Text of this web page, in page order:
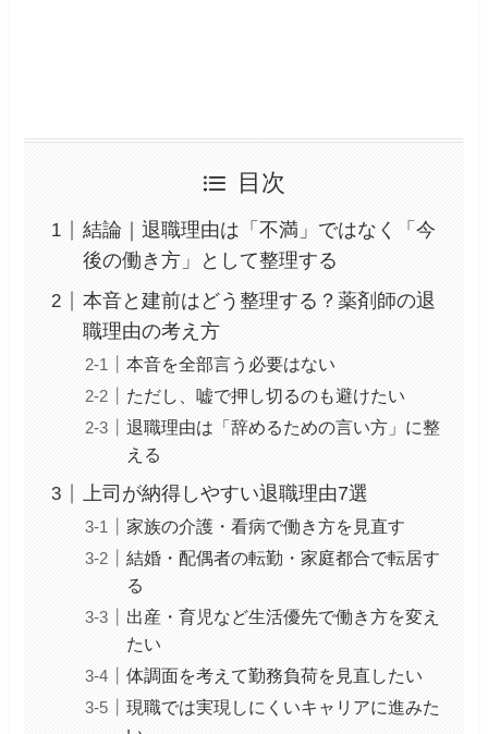
目次
結論｜退職理由は「不満」ではなく「今
後の働き方」として整理する
本音と建前はどう整理する？薬剤師の退
職理由の考え方
本音を全部言う必要はない
ただし、嘘で押し切るのも避けたい
退職理由は「辞めるための言い方」に整
える
上司が納得しやすい退職理由7選
家族の介護・看病で働き方を見直す
結婚・配偶者の転勤・家庭都合で転居す
る
出産・育児など生活優先で働き方を変え
たい
体調面を考えて勤務負荷を見直したい
現職では実現しにくいキャリアに進みた